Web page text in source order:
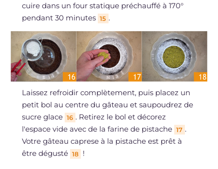
cuire dans un four statique préchauffé à 170°
pendant 30 minutes 15 .
Laissez refroidir complètement, puis placez un
petit bol au centre du gâteau et saupoudrez de
sucre glace 16 . Retirez le bol et décorez
l'espace vide avec de la farine de pistache 17 .
Votre gâteau caprese à la pistache est prêt à
être dégusté 18 !